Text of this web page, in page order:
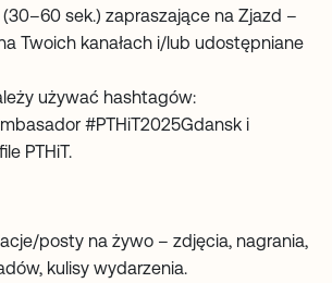
sek.) zapraszające na Zjazd –
Twoich kanałach i/lub udostępniane
używać hashtagów:
#PTHiT2025Gdansk i
PTHiT.
posty na żywo – zdjęcia, nagrania,
kulisy wydarzenia.